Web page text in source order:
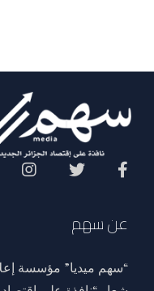
عن سهم
“سهم ميديا” مؤسسة